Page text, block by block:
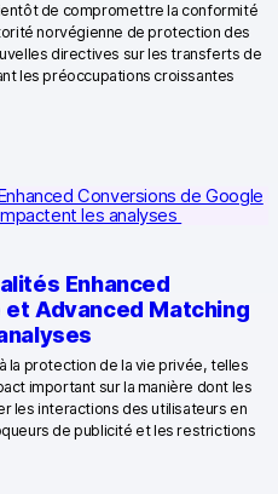
DE NL SV
de compromettre la conformité
norvégienne de protection des
directives sur les transferts de
les préoccupations croissantes
Enhanced
Advanced Matching
la protection de la vie privée, telles
important sur la manière dont les
les interactions des utilisateurs en
de publicité et les restrictions